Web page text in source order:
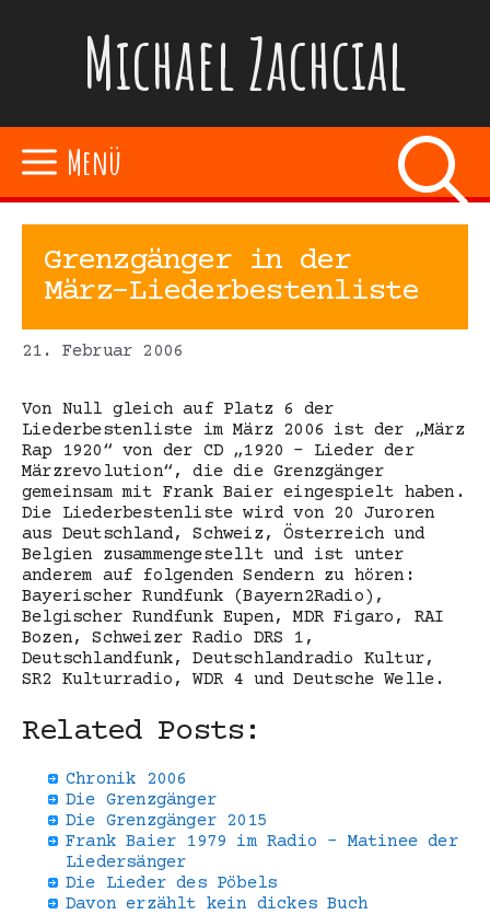
Michael Zachcial
Menü
Grenzgänger in der
März-Liederbestenliste
21. Februar 2006
Von Null gleich auf Platz 6 der
Liederbestenliste im März 2006 ist der „März
Rap 1920“ von der CD „1920 – Lieder der
Märzrevolution“, die die Grenzgänger
gemeinsam mit Frank Baier eingespielt haben.
Die Liederbestenliste wird von 20 Juroren
aus Deutschland, Schweiz, Österreich und
Belgien zusammengestellt und ist unter
anderem auf folgenden Sendern zu hören:
Bayerischer Rundfunk (Bayern2Radio),
Belgischer Rundfunk Eupen, MDR Figaro, RAI
Bozen, Schweizer Radio DRS 1,
Deutschlandfunk, Deutschlandradio Kultur,
SR2 Kulturradio, WDR 4 und Deutsche Welle.
Related Posts:
Chronik 2006
Die Grenzgänger
Die Grenzgänger 2015
Frank Baier 1979 im Radio - Matinee der
Liedersänger
Die Lieder des Pöbels
Davon erzählt kein dickes Buch